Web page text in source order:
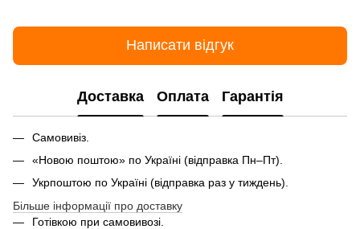
Написати відгук
Доставка Оплата Гарантія
Самовивіз.
«Новою поштою» по Україні (відправка Пн–Пт).
Укрпоштою по Україні (відправка раз у тиждень).
Більше інформації про доставку
Готівкою при самовивозі.